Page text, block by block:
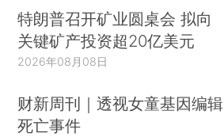
特朗普召开矿业圆桌会 拟向
关键矿产投资超20亿美元
2026年08月08日
财新周刊｜透视女童基因编辑
死亡事件